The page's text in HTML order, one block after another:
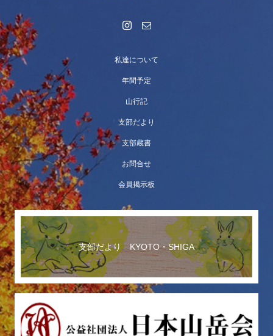
私達について
年間予定
山行記
支部だより
支部蔵書
お問合せ
会員掲示板
支部だより KYOTO・SHIGA